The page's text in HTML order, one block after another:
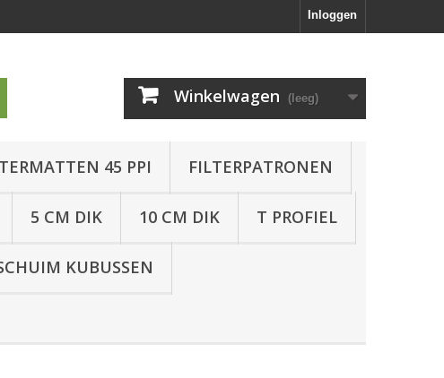
Inloggen
Winkelwagen (leeg)
45 PPI FILTERPATRONEN
5 CM DIK 10 CM DIK T PROFIEL
KUBUSSEN